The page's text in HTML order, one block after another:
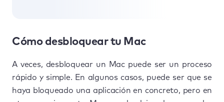
Cómo desbloquear tu Mac
A veces, desbloquear un Mac puede ser un proceso
rápido y simple. En algunos casos, puede ser que se
haya bloqueado una aplicación en concreto, pero en